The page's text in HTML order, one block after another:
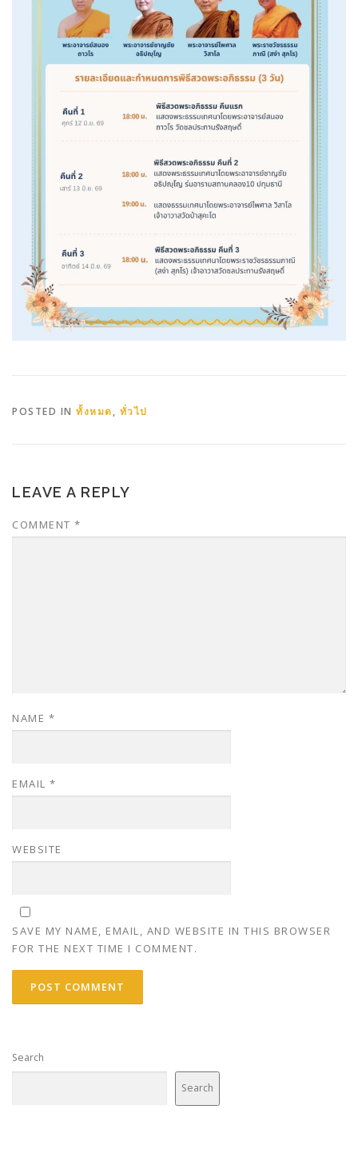
POSTED IN ทั้งหมด, ทั่วไป
LEAVE A REPLY
COMMENT *
NAME *
EMAIL *
WEBSITE
SAVE MY NAME, EMAIL, AND WEBSITE IN THIS BROWSER
FOR THE NEXT TIME I COMMENT.
Search
Search